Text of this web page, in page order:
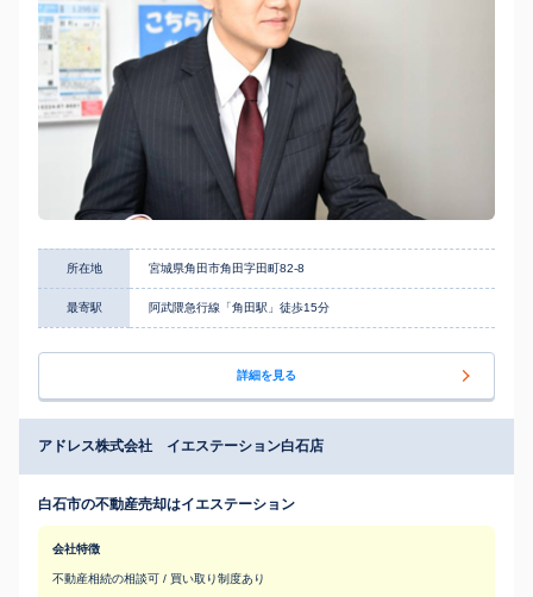
所在地 宮城県角田市角田字田町82-8
最寄駅 阿武隈急行線「角田駅」徒歩15分
詳細を見る
アドレス株式会社 イエステーション白石店
白石市の不動産売却はイエステーション
会社特徴
不動産相続の相談可 / 買い取り制度あり